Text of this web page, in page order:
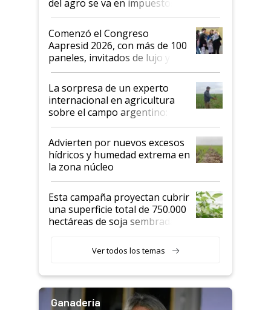
del agro se va en impuestos:
"No es bueno que en
Argentina se sigan discutiendo
las mismas cosas de hace 50
años"
Comenzó el Congreso
Aapresid 2026, con más de 100
paneles, invitados de lujo y
todas las tendencias
La sorpresa de un experto
internacional en agricultura
sobre el campo argentino:
"Estoy muy impresionado"
Advierten por nuevos excesos
hídricos y humedad extrema en
la zona núcleo
Esta campaña proyectan cubrir
una superficie total de 750.000
hectáreas de soja sembradas
variedades que marcan un
salto tecnológico en genética y
Ver todos los temas
Ganadería